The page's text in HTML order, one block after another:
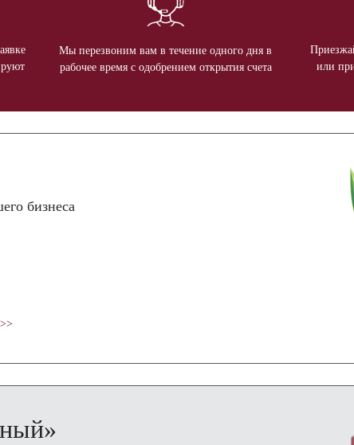
Мы перезвоним вам в течение одного дня в
рабочее время с одобрением открытия счета
или
бизнеса